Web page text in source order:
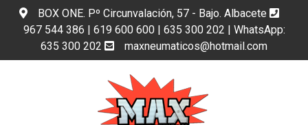
BOX ONE. Pº Circunvalación, 57 - Bajo. Albacete
967 544 386 | 619 600 600 | 635 300 202 | WhatsApp:
635 300 202
maxneumaticos@hotmail.com